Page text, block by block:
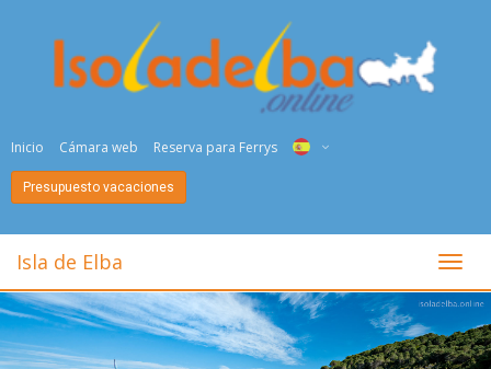
Inicio Cámara web Reserva para Ferrys
DEU
Presupuesto vacaciones
Isla de Elba